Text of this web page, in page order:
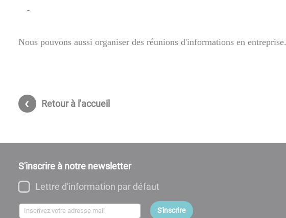
Nous pouvons aussi organiser des réunions d'informations en entreprise.
Retour à l'accueil
S'inscrire à notre newsletter
Lettre d'information par défaut
S'inscrire